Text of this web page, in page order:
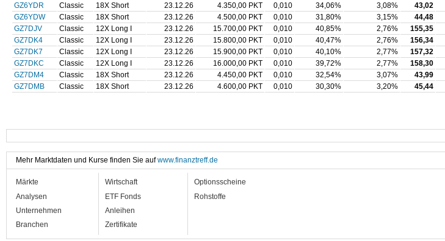
GZ6YDR
Classic 18X Short 23.12.26 4.350,00 PKT 0,010 34,06% 3,08% 43,02
GZ6YDW
Classic 18X Short 23.12.26 4.500,00 PKT 0,010 31,80% 3,15% 44,48
GZ7DJV
Classic 12X Long I 23.12.26 15.700,00 PKT 0,010 40,85% 2,76% 155,35
GZ7DK4
Classic 12X Long I 23.12.26 15.800,00 PKT 0,010 40,47% 2,76% 156,34
GZ7DK7
Classic 12X Long I 23.12.26 15.900,00 PKT 0,010 40,10% 2,77% 157,32
GZ7DKC
Classic 12X Long I 23.12.26 16.000,00 PKT 0,010 39,72% 2,77% 158,30
GZ7DM4
Classic 18X Short 23.12.26 4.450,00 PKT 0,010 32,54% 3,07% 43,99
GZ7DMB
Classic 18X Short 23.12.26 4.600,00 PKT 0,010 30,30% 3,20% 45,44
Mehr Marktdaten und Kurse finden Sie aufwww.finanztreff.de
Märkte
Analysen
Unternehmen
Branchen
Wirtschaft
ETF Fonds
Anleihen
Zertifikate
Optionsscheine
Rohstoffe